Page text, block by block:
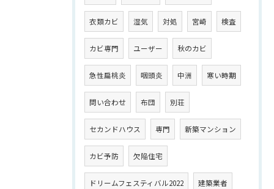
衣類カビ 湿気 対処 宮崎 検査
カビ専門 ユーザー 秋のカビ
急性扁桃炎 咽頭炎 中洲 寒い時期
問い合わせ 布団 別荘
セカンドハウス 専門 新築マンション
カビ予防 欠陥住宅
ドリームフェスティバル2022 建築業者